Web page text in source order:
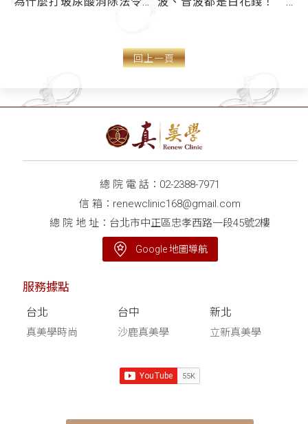
回上一頁
總 院 電 話： 02-2388-7971
信 箱： renewclinic168@gmail.com
總 院 地 址：台北市中正區忠孝西路一段45號2樓
Google 地圖導航
服務據點
台北
真美學時尚
台中
沙鹿真美學
新北
立新真美學